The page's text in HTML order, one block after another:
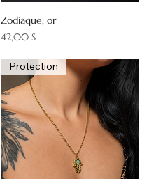
Zodiaque, or
Prix
42,00 $
Protection